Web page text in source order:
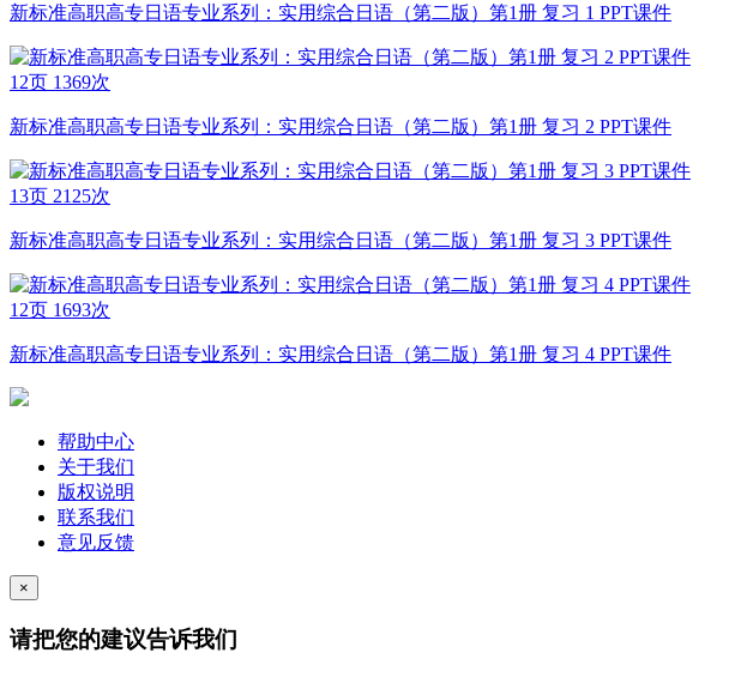
新标准高职高专日语专业系列：实用综合日语（第二版）第1册 复习 1 PPT课件
12页 1369次
新标准高职高专日语专业系列：实用综合日语（第二版）第1册 复习 2 PPT课件
13页 2125次
新标准高职高专日语专业系列：实用综合日语（第二版）第1册 复习 3 PPT课件
12页 1693次
新标准高职高专日语专业系列：实用综合日语（第二版）第1册 复习 4 PPT课件
帮助中心
关于我们
版权说明
联系我们
意见反馈
×
请把您的建议告诉我们